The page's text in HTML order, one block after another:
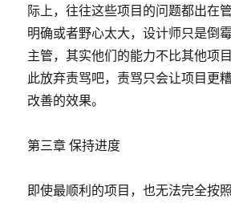
际上，往往这些项目的问题都出在
明确或者野心太大，设计师只是倒
主管，其实他们的能力不比其他项
此放弃责骂吧，责骂只会让项目更
改善的效果。
第三章 保持进度
即使最顺利的项目，也无法完全按